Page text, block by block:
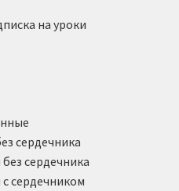
на уроки
сердечника
сердечника
сердечником